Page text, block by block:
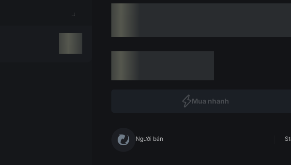
Mua nhanh
Người bán